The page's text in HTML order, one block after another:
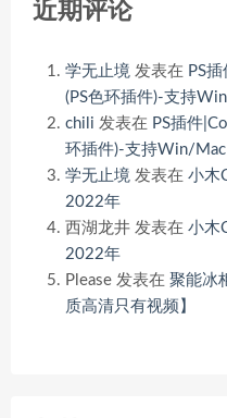
近期评论
学无止境 发表在 PS
(PS色环插件)-支持
chili 发表在 PS插件
环插件)-支持Win/Mac
学无止境 发表在 小木
2022年
西湖龙井 发表在 小木
2022年
Please 发表在 聚能冰
质高清只有视频】